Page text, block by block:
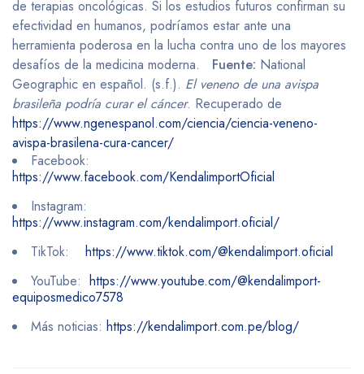
de terapias oncológicas. Si los estudios futuros confirman su
efectividad en humanos, podríamos estar ante una
herramienta poderosa en la lucha contra uno de los mayores
desafíos de la medicina moderna.
Fuente: National
Geographic en español. (s.f.). El veneno de una avispa
brasileña podría curar el cáncer. Recuperado de
https://www.ngenespanol.com/ciencia/ciencia-veneno-
avispa-brasilena-cura-cancer/
Facebook:
https://www.facebook.com/KendalimportOficial
Instagram:
https://www.instagram.com/kendalimport.oficial/
TikTok: https://www.tiktok.com/@kendalimport.oficial
YouTube: https://www.youtube.com/@kendalimport-
equiposmedico7578
Más noticias: https://kendalimport.com.pe/blog/